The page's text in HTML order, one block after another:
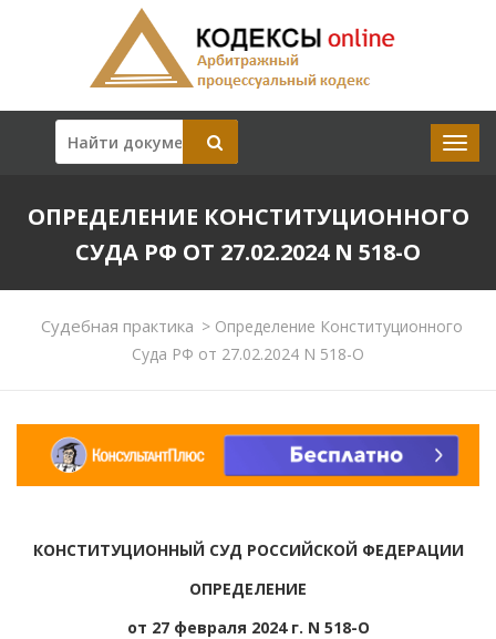
ОПРЕДЕЛЕНИЕ КОНСТИТУЦИОННОГО
СУДА РФ ОТ 27.02.2024 N 518-О
Судебная практика > Определение Конституционного
Суда РФ от 27.02.2024 N 518-О
КОНСТИТУЦИОННЫЙ СУД РОССИЙСКОЙ ФЕДЕРАЦИИ
ОПРЕДЕЛЕНИЕ
от 27 февраля 2024 г. N 518-О